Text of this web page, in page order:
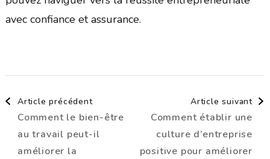
avec confiance et assurance.
Navigation
d'article
Article précédent
Comment le bien-être
au travail peut-il
améliorer la
Article suivant
Comment établir une
culture d’entreprise
positive pour améliorer